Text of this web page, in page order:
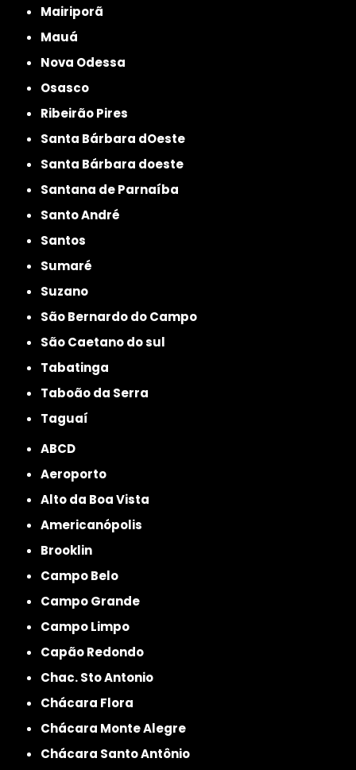
Mairiporã
Mauá
Nova Odessa
Osasco
Ribeirão Pires
Santa Bárbara dOeste
Santa Bárbara doeste
Santana de Parnaíba
Santo André
Santos
Sumaré
Suzano
São Bernardo do Campo
São Caetano do sul
Tabatinga
Taboão da Serra
Taguaí
ABCD
Aeroporto
Alto da Boa Vista
Americanópolis
Brooklin
Campo Belo
Campo Grande
Campo Limpo
Capão Redondo
Chac. Sto Antonio
Chácara Flora
Chácara Monte Alegre
Chácara Santo Antônio